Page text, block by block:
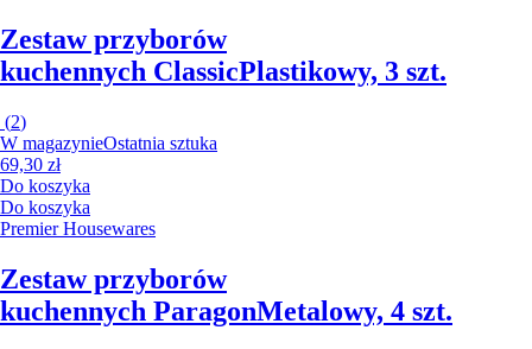
Zestaw przyborów
kuchennych ClassicPlastikowy, 3 szt.
(2)
W magazynieOstatnia sztuka
69,30 zł
Do koszyka
Do koszyka
Premier Housewares
Zestaw przyborów
kuchennych ParagonMetalowy, 4 szt.